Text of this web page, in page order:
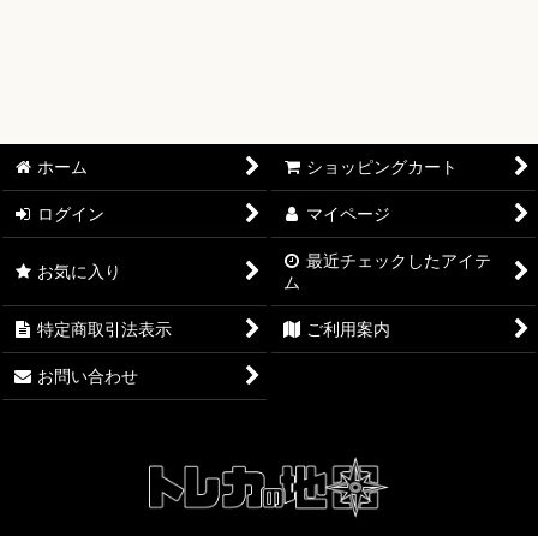
【ワンピースカード】ブースターパック 決戦の刻【OP-16】
【ワンピースカード】ブースターパック 神の島の冒険【OP-
【ワンピースカード】エクストラブースター EGGHEAD
CRISIS【EB-04】
【ワンピースカード】ブースターパック 蒼海の七傑【OP-14】
【ワンピースカード】ブースターパック 受け継がれる意志
ホーム ショッピングカート
ログイン マイページ
お気に入り
最近チェックしたアイテ
ム
特定商取引法表示 ご利用案内
お問い合わせ